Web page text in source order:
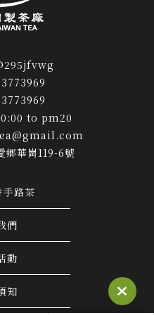
to pm20
鄉華崗119-6號
路茶
們
動
知